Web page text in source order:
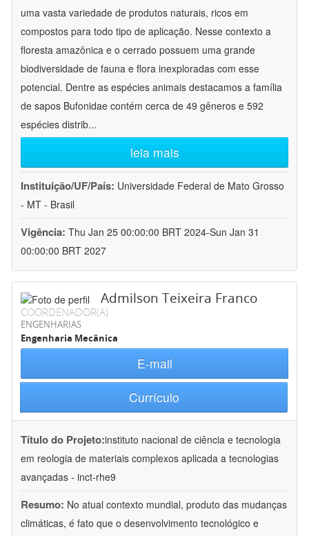
uma vasta variedade de produtos naturais, ricos em
compostos para todo tipo de aplicação. Nesse contexto a
floresta amazônica e o cerrado possuem uma grande
biodiversidade de fauna e flora inexploradas com esse
potencial. Dentre as espécies animais destacamos a família
de sapos Bufonidae contém cerca de 49 gêneros e 592
espécies distrib...
leia mais
Instituição/UF/País: Universidade Federal de Mato Grosso
- MT - Brasil
Vigência: Thu Jan 25 00:00:00 BRT 2024-Sun Jan 31
00:00:00 BRT 2027
Admilson Teixeira Franco
COORDENADOR(A)
ENGENHARIAS
Engenharia Mecânica
E-mail
Currículo
Título do Projeto:instituto nacional de ciência e tecnologia
em reologia de materiais complexos aplicada a tecnologias
avançadas - inct-rhe9
Resumo: No atual contexto mundial, produto das mudanças
climáticas, é fato que o desenvolvimento tecnológico e